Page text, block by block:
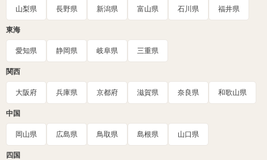
山梨県 長野県 新潟県 富山県 石川県 福井県
東海
愛知県 静岡県 岐阜県 三重県
関西
大阪府 兵庫県 京都府 滋賀県 奈良県 和歌山県
中国
岡山県 広島県 鳥取県 島根県 山口県
四国